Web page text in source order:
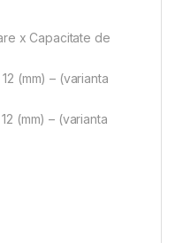
x Capacitate de
(mm) – (varianta
(mm) – (varianta